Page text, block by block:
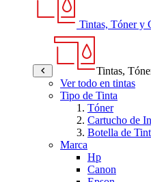
Tintas, Tóner y
Tintas,
Ver todo en tintas
Tipo de Tinta
Tóner
Cartucho de
Botella de
Marca
Hp
Canon